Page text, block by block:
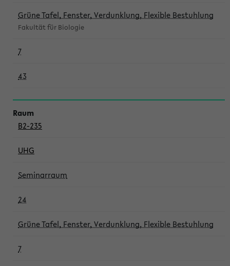
Grüne Tafel, Fenster, Verdunklung, Flexible Bestuhlung
Fakultät für Biologie
7
43
B2-235
UHG
Seminarraum
24
Grüne Tafel, Fenster, Verdunklung, Flexible Bestuhlung
7